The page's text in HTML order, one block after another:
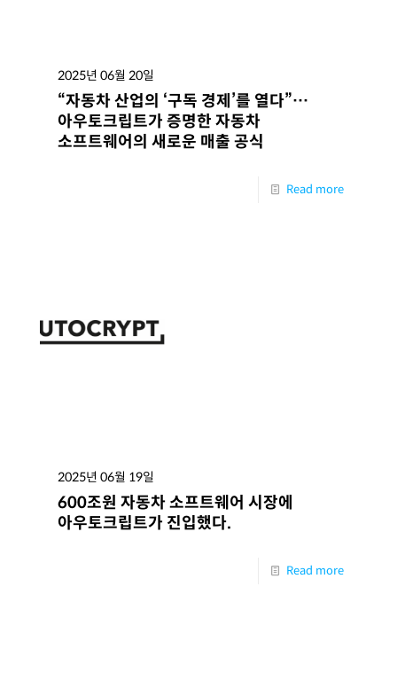
2025년 06월 20일
“자동차 산업의 ‘구독 경제’를 열다”…
아우토크립트가 증명한 자동차
소프트웨어의 새로운 매출 공식
Read more
2025년 06월 19일
600조원 자동차 소프트웨어 시장에
아우토크립트가 진입했다.
Read more